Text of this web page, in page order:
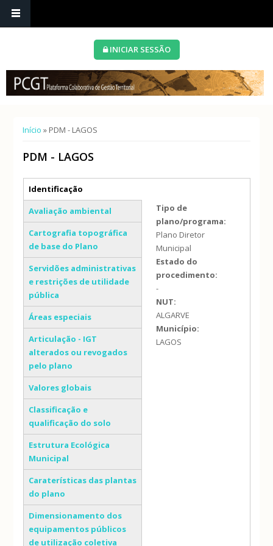
INICIAR SESSÃO
Está aqui
Início » PDM - LAGOS
PDM - LAGOS
Separadores verticais
Identificação
(separador ativo)
Avaliação ambiental
Cartografia topográfica
de base do Plano
Servidões administrativas
e restrições de utilidade
pública
Áreas especiais
Articulação - IGT
alterados ou revogados
pelo plano
Valores globais
Classificação e
qualificação do solo
Estrutura Ecológica
Municipal
Caraterísticas das plantas
do plano
Dimensionamento dos
equipamentos públicos
de utilização coletiva
Tipo de
plano/programa:
Plano Diretor
Municipal
Estado do
procedimento:
-
NUT:
ALGARVE
Município:
LAGOS